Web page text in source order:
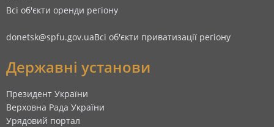
Всі об'єкти оренди регіону
donetsk@spfu.gov.uaВсі об'єкти приватизації регіону
Державні установи
Президент України
Верховна Рада України
Урядовий портал